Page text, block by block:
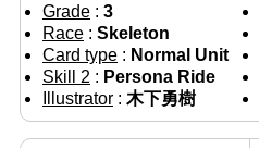
Grade : 3
Race : Skeleton
Card type : Normal Unit
Skill 2 : Persona Ride
Illustrator : 木下勇樹